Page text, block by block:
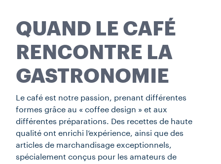
QUAND LE CAFÉ
RENCONTRE LA
GASTRONOMIE
Le café est notre passion, prenant différentes
formes grâce au « coffee design » et aux
différentes préparations. Des recettes de haute
qualité ont enrichi l’expérience, ainsi que des
articles de marchandisage exceptionnels,
spécialement conçus pour les amateurs de